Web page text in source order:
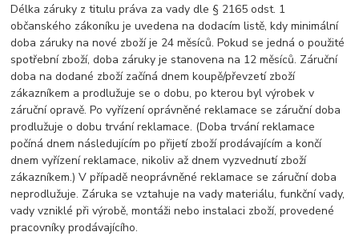
Délka záruky z titulu práva za vady dle § 2165 odst. 1
občanského zákoníku je uvedena na dodacím listě, kdy minimální
doba záruky na nové zboží je 24 měsíců. Pokud se jedná o použité
spotřební zboží, doba záruky je stanovena na 12 měsíců. Záruční
doba na dodané zboží začíná dnem koupě/převzetí zboží
zákazníkem a prodlužuje se o dobu, po kterou byl výrobek v
záruční opravě. Po vyřízení oprávněné reklamace se záruční doba
prodlužuje o dobu trvání reklamace. (Doba trvání reklamace
počíná dnem následujícím po přijetí zboží prodávajícím a končí
dnem vyřízení reklamace, nikoliv až dnem vyzvednutí zboží
zákazníkem.) V případě neoprávněné reklamace se záruční doba
neprodlužuje. Záruka se vztahuje na vady materiálu, funkční vady,
vady vzniklé při výrobě, montáži nebo instalaci zboží, provedené
pracovníky prodávajícího.